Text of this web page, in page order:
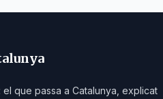
que passa a Catalunya, explicat